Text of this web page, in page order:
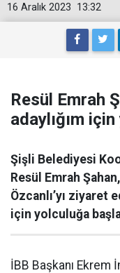
13:32
16 Aralık 2023
Resül Emrah
adaylığım
Şişli Belediyesi
Resül Emrah
Özcanlı’yı ziyaret
için yolculuğa
İBB Başkanı Ekrem